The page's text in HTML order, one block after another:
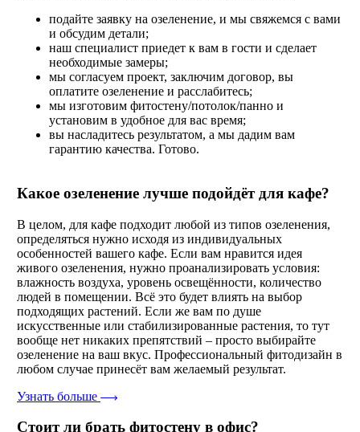
подайте заявку на озеленение, и мы свяжемся с вами
и обсудим детали;
наш специалист приедет к вам в гости и сделает
необходимые замеры;
мы согласуем проект, заключим договор, вы
оплатите озеленение и расслабитесь;
мы изготовим фитостену/потолок/панно и
установим в удобное для вас время;
вы насладитесь результатом, а мы дадим вам
гарантию качества. Готово.
Какое озеленение лучше подойдёт для кафе?
В целом, для кафе подходит любой из типов озеленения,
определяться нужно исходя из индивидуальных
особенностей вашего кафе. Если вам нравится идея
живого озеленения, нужно проанализировать условия:
влажность воздуха, уровень освещённости, количество
людей в помещении. Всё это будет влиять на выбор
подходящих растений. Если же вам по душе
искусственные или стабилизированные растения, то тут
вообще нет никаких препятствий – просто выбирайте
озеленение на ваш вкус. Профессиональный фитодизайн в
любом случае принесёт вам желаемый результат.
Узнать больше
Стоит ли брать фитостену в офис?